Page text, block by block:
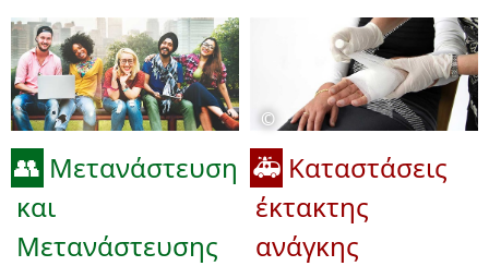
👥 Μετανάστευση
και
Μετανάστευσης
©
🚑 Καταστάσεις
έκτακτης
ανάγκης